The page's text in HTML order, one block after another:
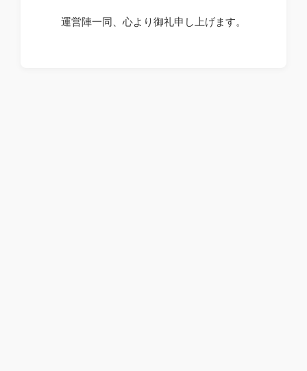
運営陣一同、心より御礼申し上げます。